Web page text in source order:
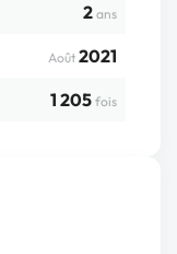
2 ans
Août 2021
1 205 fois